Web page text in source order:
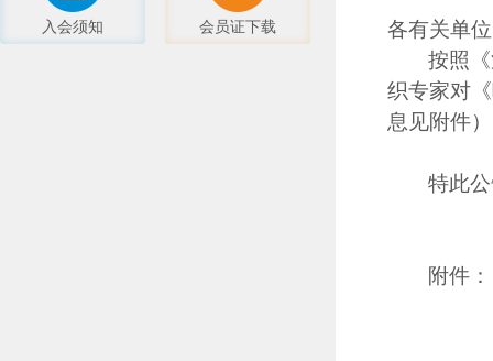
入会须知 会员证下载
各有关单
按照
织专家对
息见附件
特此
附件